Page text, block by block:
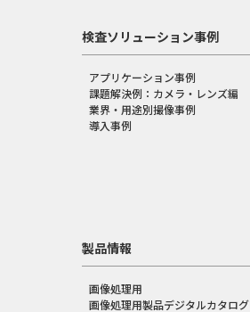
検査ソリューション事例
アプリケーション事例
課題解決例：カメラ・レンズ編
業界・用途別撮像事例
導入事例
製品情報
画像処理用
画像処理用製品デジタルカタログ